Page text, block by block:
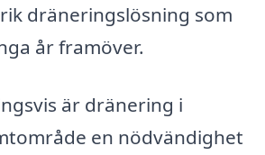
dräneringslösning som
år framöver.
är dränering i
en nödvändighet